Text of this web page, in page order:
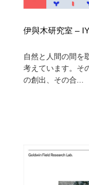
伊與木研究室 –
自然と人間の間を
考えています。そ
の創出、その合...